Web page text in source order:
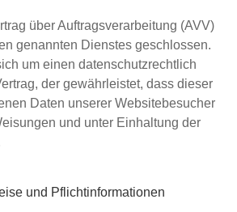
über Auftragsverarbeitung (AVV)
genannten Dienstes geschlossen.
um einen datenschutzrechtlich
der gewährleistet, dass dieser
Daten unserer Websitebesucher
und unter Einhaltung der
und Pflicht­informationen